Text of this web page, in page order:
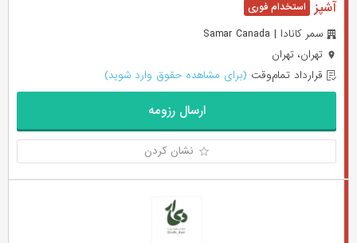
آشپز
سمر کانادا | Samar Canada
تهران، تهران
قرارداد تمام‌وقت (برای مشاهده حقوق وارد شوید)
ارسال رزومه
نشان کردن